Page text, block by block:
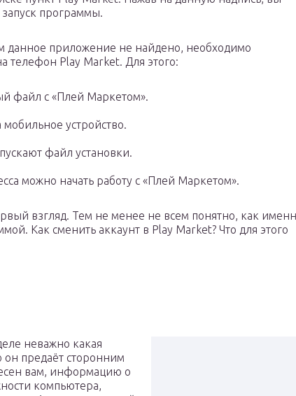
программы.
данное приложение не найдено, необходимо
телефон Play Market. Для этого:
файл с «Плей Маркетом».
мобильное устройство.
файл установки.
можно начать работу с «Плей Маркетом».
взгляд. Тем не менее не всем понятно, как
Как сменить аккаунт в Play Market? Что для этого
неважно какая
он предаёт сторонним
вам, информацию о
компьютера,